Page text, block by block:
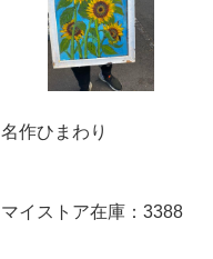
名作ひまわり
マイストア在庫： 3388